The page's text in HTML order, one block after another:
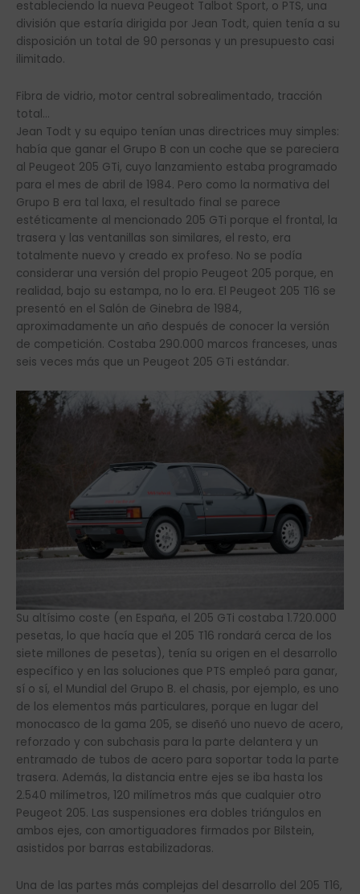
estableciendo la nueva Peugeot Talbot Sport, o PTS, una
división que estaría dirigida por Jean Todt, quien tenía a su
disposición un total de 90 personas y un presupuesto casi
ilimitado.
Fibra de vidrio, motor central sobrealimentado, tracción
total…
Jean Todt y su equipo tenían unas directrices muy simples:
había que ganar el Grupo B con un coche que se pareciera
al Peugeot 205 GTi, cuyo lanzamiento estaba programado
para el mes de abril de 1984. Pero como la normativa del
Grupo B era tal laxa, el resultado final se parece
estéticamente al mencionado 205 GTi porque el frontal, la
trasera y las ventanillas son similares, el resto, era
totalmente nuevo y creado ex profeso. No se podía
considerar una versión del propio Peugeot 205 porque, en
realidad, bajo su estampa, no lo era. El Peugeot 205 T16 se
presentó en el Salón de Ginebra de 1984,
aproximadamente un año después de conocer la versión
de competición. Costaba 290.000 marcos franceses, unas
seis veces más que un Peugeot 205 GTi estándar.
Su altísimo coste (en España, el 205 GTi costaba 1.720.000
pesetas, lo que hacía que el 205 T16 rondará cerca de los
siete millones de pesetas), tenía su origen en el desarrollo
específico y en las soluciones que PTS empleó para ganar,
sí o sí, el Mundial del Grupo B. el chasis, por ejemplo, es uno
de los elementos más particulares, porque en lugar del
monocasco de la gama 205, se diseñó uno nuevo de acero,
reforzado y con subchasis para la parte delantera y un
entramado de tubos de acero para soportar toda la parte
trasera. Además, la distancia entre ejes se iba hasta los
2.540 milímetros, 120 milímetros más que cualquier otro
Peugeot 205. Las suspensiones era dobles triángulos en
ambos ejes, con amortiguadores firmados por Bilstein,
asistidos por barras estabilizadoras.
Una de las partes más complejas del desarrollo del 205 T16,